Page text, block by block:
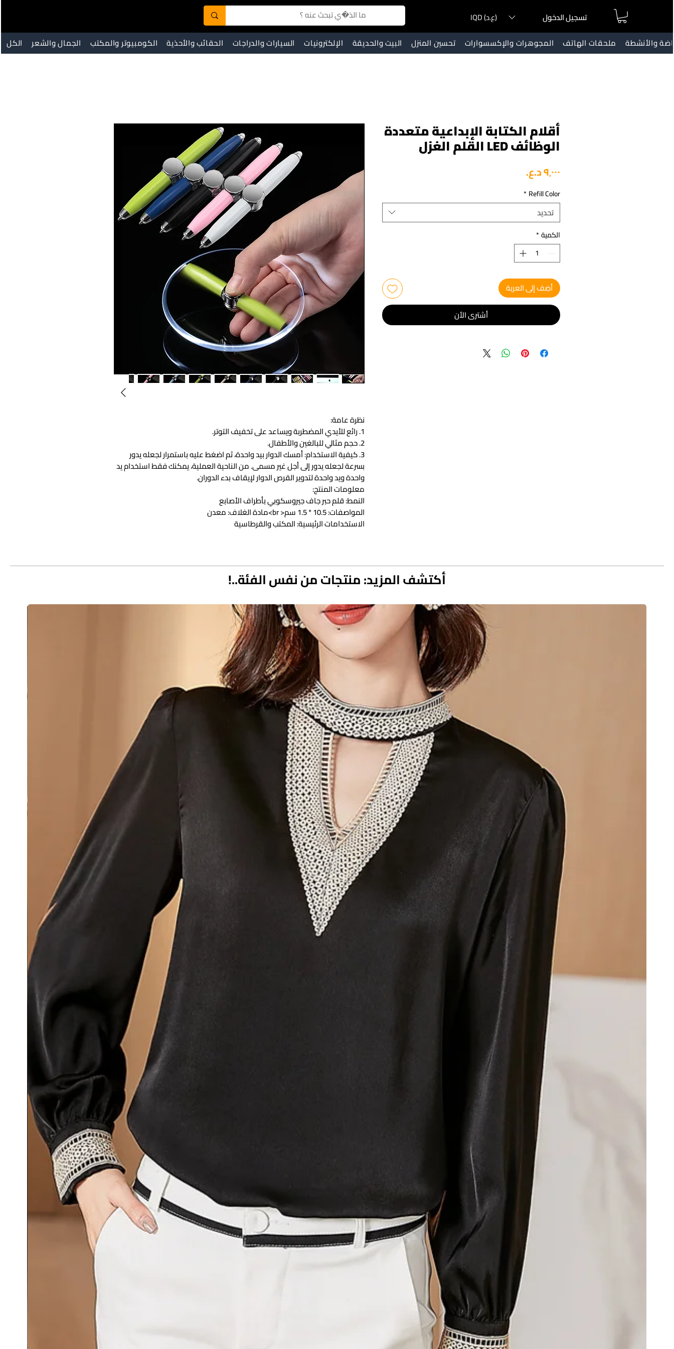
IQD (ع.د)
تسجيل الدخول
الكل
الجمال والشعر الكومبيوتر والمكتب الحقائب والأحذية السيارات والدراجات الإلكترونيات البيت والحديقة تحسين المنزل المجوهرات والإكسسوارات ملحقات الهاتف والأنشطة
نظرة عامة:
1. رائع للأيدي المضطربة ويساعد على تخفيف التوتر.
2. حجم مثالي للبالغين والأطفال.
3. كيفية الاستخدام: أمسك الدوار بيد واحدة، ثم اضغط عليه باستمرار لجعله يدور
بسرعة لجعله يدور إلى أجل غير مسمى. من الناحية العملية، يمكنك فقط استخدام يد
واحدة ويد واحدة لتدوير القرص الدوار لإيقاف بدء الدوران.
معلومات المنتج:
النمط: قلم حبر جاف جيروسكوبي بأطراف الأصابع
المواصفات: 10.5 * 1.5 سم< br>مادة الغلاف: معدن
الاستخدامات الرئيسية: المكتب والقرطاسية
قلم جيرو X1 قطعة
المنتج الصورة:
أقلام الكتابة الإبداعية متعددة
الوظائف LED القلم الغزل
Refill Color
*
تحديد
الكمية*
أضِف إلى العربة
أشتري الأن
أكتشف المزيد: منتجات من نفس الفئة..!